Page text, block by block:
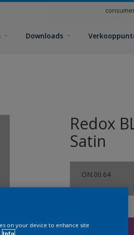
Downloads
Redox
Satin
ON.00.64
on your device to enhance site
Info